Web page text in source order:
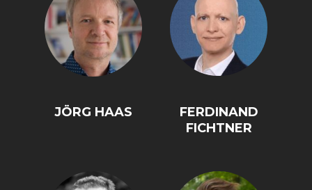
JÖRG HAAS
FERDINAND
FICHTNER